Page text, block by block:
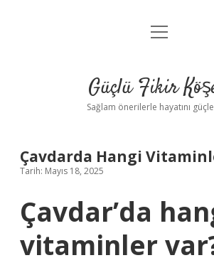
Anasayfa
Yasal Uyarı
menüyü
Güçlü Fikir
Sağlam önerilerle hayatını
Çavdarda Hangi
Tarih: Mayıs 18, 2025
Çavdar’da
vitaminler